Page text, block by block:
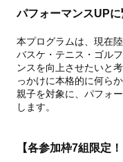
パフォーマンスUPに
本プログラムは、現在
バスケ・テニス・ゴル
ンスを向上させたいと
っかけに本格的に何ら
親子を対象に、パフォ
します。
【各参加枠7組限定